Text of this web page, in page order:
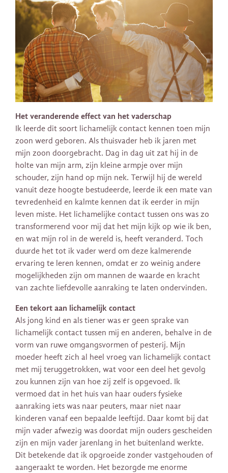
Het veranderende effect van het vaderschap
Ik leerde dit soort lichamelijk contact kennen toen mijn
zoon werd geboren. Als thuisvader heb ik jaren met
mijn zoon doorgebracht. Dag in dag uit zat hij in de
holte van mijn arm, zijn kleine armpje over mijn
schouder, zijn hand op mijn nek. Terwijl hij de wereld
vanuit deze hoogte bestudeerde, leerde ik een mate van
tevredenheid en kalmte kennen dat ik eerder in mijn
leven miste. Het lichamelijke contact tussen ons was zo
transformerend voor mij dat het mijn kijk op wie ik ben,
en wat mijn rol in de wereld is, heeft veranderd. Toch
duurde het tot ik vader werd om deze kalmerende
ervaring te leren kennen, omdat er zo weinig andere
mogelijkheden zijn om mannen de waarde en kracht
van zachte liefdevolle aanraking te laten ondervinden.
Een tekort aan lichamelijk contact
Als jong kind en als tiener was er geen sprake van
lichamelijk contact tussen mij en anderen, behalve in de
vorm van ruwe omgangsvormen of pesterij. Mijn
moeder heeft zich al heel vroeg van lichamelijk contact
met mij teruggetrokken, wat voor een deel het gevolg
zou kunnen zijn van hoe zij zelf is opgevoed. Ik
vermoed dat in het huis van haar ouders fysieke
aanraking iets was naar peuters, maar niet naar
kinderen vanaf een bepaalde leeftijd. Daar komt bij dat
mijn vader afwezig was doordat mijn ouders gescheiden
zijn en mijn vader jarenlang in het buitenland werkte.
Dit betekende dat ik opgroeide zonder vastgehouden of
aangeraakt te worden. Het bezorgde me enorme